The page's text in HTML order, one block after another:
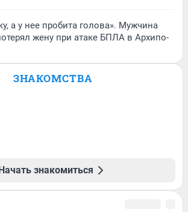
а у нее пробита голова». Мужчина
жену при атаке БПЛА в Архипо-
ЗНАКОМСТВА
знакомиться